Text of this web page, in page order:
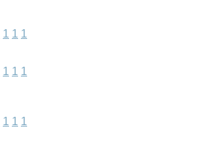
1 1 1
1 1 1
1 1 1